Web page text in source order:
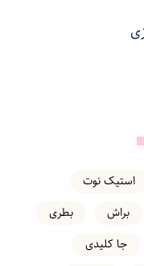
استیک نوت
براش
بطری
جا کلیدی